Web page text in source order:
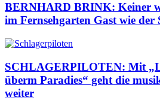
BERNHARD BRINK: Keiner
im Fernsehgarten Gast wie der
SCHLAGERPILOTEN: Mit
überm Paradies“ geht die
weiter